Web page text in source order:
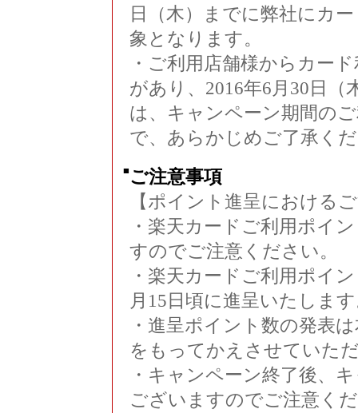
日（木）までに弊社にカ
象となります。
・ご利用店舗様からカー
があり、2016年6月30日
は、キャンペーン期間の
で、あらかじめご了承く
■ ご注意事項
【ポイント進呈における
・楽天カードご利用ポイ
すのでご注意ください。
・楽天カードご利用ポイ
月15日頃に進呈いたしま
・進呈ポイント数の発表
をもってかえさせていた
・キャンペーン終了後、
ございますのでご注意く